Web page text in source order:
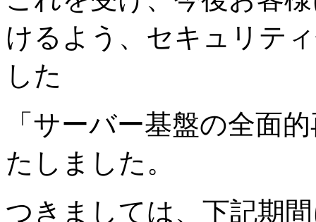
けるよう、セキュリテ
した
「サーバー基盤の全面
たしました。
つきましては、下記期